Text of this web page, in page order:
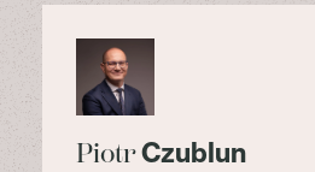
PiotrCzublun